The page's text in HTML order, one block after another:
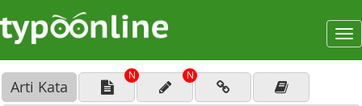
Arti Kata
N N